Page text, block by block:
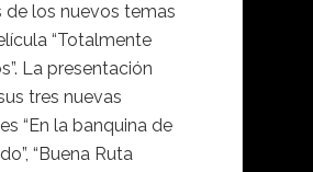
de los nuevos temas
“Totalmente
La presentación
tres nuevas
“En la banquina de
“Buena Ruta